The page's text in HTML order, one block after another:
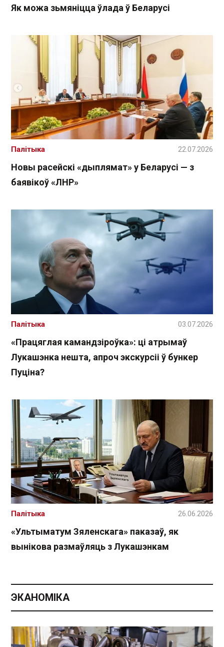
Як можа зьмяніцца ўлада ў Беларусі
Новы расейскі «дыплямат» у Беларусі — з
баявікоў «ЛНР»
Палітыка 22.07.2026
«Працяглая камандзіроўка»: ці атрымаў
Лукашэнка нешта, апроч экскурсіі ў бункер
Пуціна?
Палітыка 03.07.2026
«Ультыматум Зяленскага» паказаў, як
вынікова размаўляць з Лукашэнкам
Палітыка 26.06.2026
ЭКАНОМІКА